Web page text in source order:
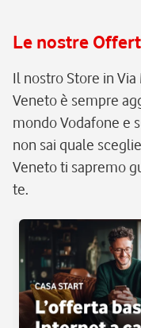
Le nostre
Il nostro Store in
Veneto è sempre
mondo Vodafone e
non sai quale
Veneto ti sapremo
te.